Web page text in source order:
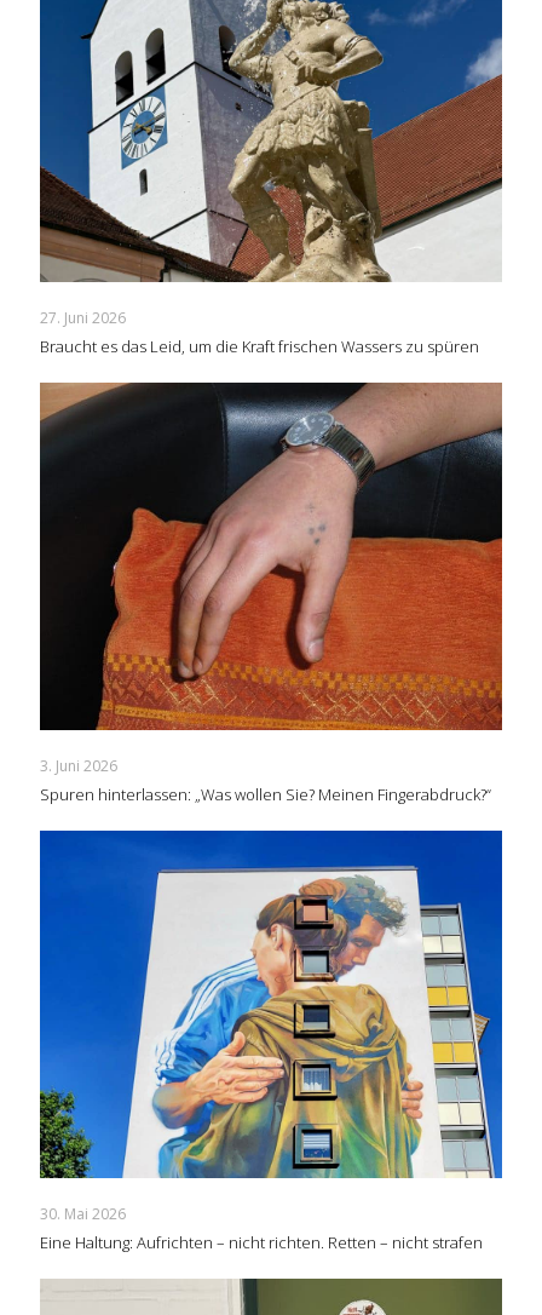
27. Juni 2026
Braucht es das Leid, um die Kraft frischen Wassers zu spüren
3. Juni 2026
Spuren hinterlassen: „Was wollen Sie? Meinen Fingerabdruck?“
30. Mai 2026
Eine Haltung: Aufrichten – nicht richten. Retten – nicht strafen